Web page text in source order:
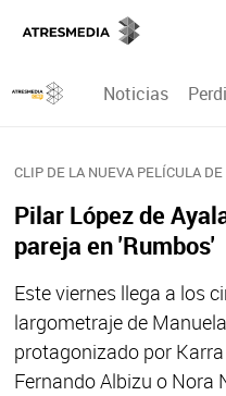
Noticias
CLIP DE LA NUEVA PELÍCULA
Pilar López de
pareja en 'Rumbos'
Este viernes llega a los
largometraje de
protagonizado por
Fernando Albizu o Nora